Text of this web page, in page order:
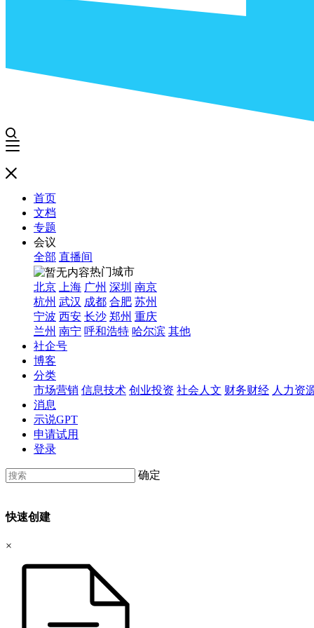
首页
文档
专题
会议
全部 直播间
热门城市
北京
上海 广州 深圳 南京
杭州 武汉 成都 合肥 苏州
宁波 西安 长沙 郑州 重庆
兰州 南宁 呼和浩特 哈尔滨 其他
社企号
博客
分类
市场营销 信息技术 创业投资 社会人文 财务财经 人力资
消息
示说GPT
申请试用
登录
确定
快速创建
×